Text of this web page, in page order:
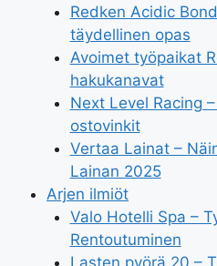
Redken Acidic
täydellinen opas
Avoimet työpaikat
hakukanavat
Next Level Racing
ostovinkit
Vertaa Lainat –
Lainan 2025
Arjen ilmiöt
Valo Hotelli Spa –
Rentoutuminen
Lasten pyörä 20 –